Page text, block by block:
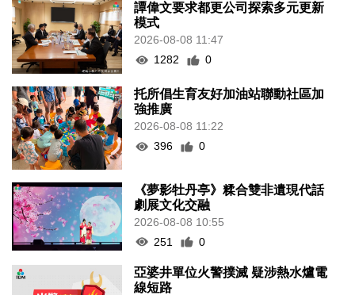
譚偉文要求都更公司探索多元更新
模式
2026-08-08 11:47
1282
0
托所倡生育友好加油站聯動社區加
強推廣
2026-08-08 11:22
396
0
《夢影牡丹亭》糅合雙非遺現代話
劇展文化交融
2026-08-08 10:55
251
0
亞婆井單位火警撲滅 疑涉熱水爐電
線短路